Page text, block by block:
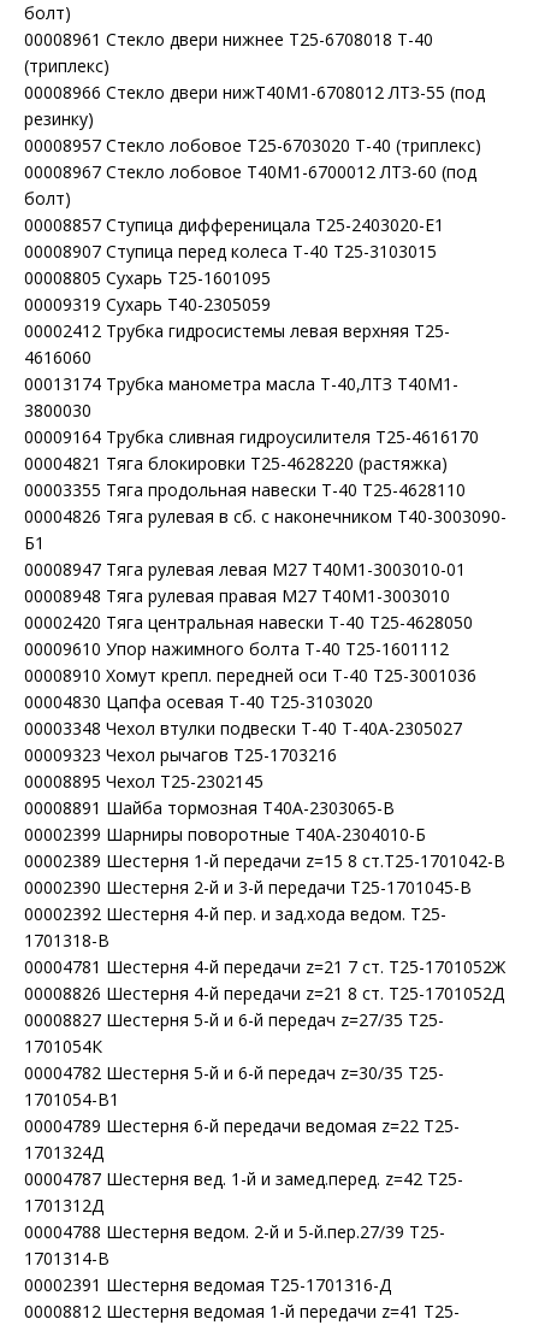
болт)
00008961 Стекло двери нижнее Т25-6708018 Т-40
(триплекс)
00008966 Стекло двери нижТ40М1-6708012 ЛТЗ-55 (под
резинку)
00008957 Стекло лобовое Т25-6703020 Т-40 (триплекс)
00008967 Стекло лобовое Т40М1-6700012 ЛТЗ-60 (под
болт)
00008857 Ступица дифференицала Т25-2403020-Е1
00008907 Ступица перед колеса Т-40 Т25-3103015
00008805 Сухарь Т25-1601095
00009319 Сухарь Т40-2305059
00002412 Трубка гидросистемы левая верхняя Т25-
4616060
00013174 Трубка манометра масла Т-40,ЛТЗ Т40М1-
3800030
00009164 Трубка сливная гидроусилителя Т25-4616170
00004821 Тяга блокировки Т25-4628220 (растяжка)
00003355 Тяга продольная навески Т-40 Т25-4628110
00004826 Тяга рулевая в сб. с наконечником Т40-3003090-
Б1
00008947 Тяга рулевая левая М27 Т40М1-3003010-01
00008948 Тяга рулевая правая М27 Т40М1-3003010
00002420 Тяга центральная навески Т-40 Т25-4628050
00009610 Упор нажимного болта Т-40 Т25-1601112
00008910 Хомут крепл. передней оси Т-40 Т25-3001036
00004830 Цапфа осевая Т-40 Т25-3103020
00003348 Чехол втулки подвески Т-40 Т-40А-2305027
00009323 Чехол рычагов Т25-1703216
00008895 Чехол Т25-2302145
00008891 Шайба тормозная Т40А-2303065-В
00002399 Шарниры поворотные Т40А-2304010-Б
00002389 Шестерня 1-й передачи z=15 8 ст.Т25-1701042-В
00002390 Шестерня 2-й и 3-й передачи Т25-1701045-В
00002392 Шестерня 4-й пер. и зад.хода ведом. Т25-
1701318-В
00004781 Шестерня 4-й передачи z=21 7 ст. Т25-1701052Ж
00008826 Шестерня 4-й передачи z=21 8 ст. Т25-1701052Д
00008827 Шестерня 5-й и 6-й передач z=27/35 Т25-
1701054К
00004782 Шестерня 5-й и 6-й передач z=30/35 Т25-
1701054-В1
00004789 Шестерня 6-й передачи ведомая z=22 Т25-
1701324Д
00004787 Шестерня вед. 1-й и замед.перед. z=42 Т25-
1701312Д
00004788 Шестерня ведом. 2-й и 5-й.пер.27/39 Т25-
1701314-В
00002391 Шестерня ведомая Т25-1701316-Д
00008812 Шестерня ведомая 1-й передачи z=41 Т25-